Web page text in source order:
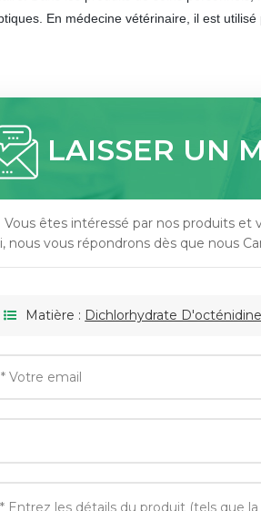
En médecine vétérinaire, il est
LAISSER UN
Vous êtes intéressé par nos produits et
nous vous répondrons dès que nous
Matière : Dichlorhydrate